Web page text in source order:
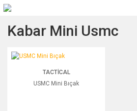
Kabar Mini Usmc
USMC Mini Bıçak
TACTICAL
USMC Mini Bıçak